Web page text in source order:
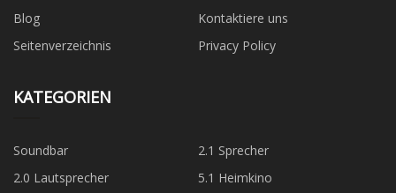
Blog
Kontaktiere uns
Seitenverzeichnis
Privacy Policy
KATEGORIEN
Soundbar
2.1 Sprecher
2.0 Lautsprecher
5.1 Heimkino